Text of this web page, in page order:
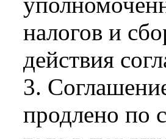
налогов и
действия
3.
продлено по